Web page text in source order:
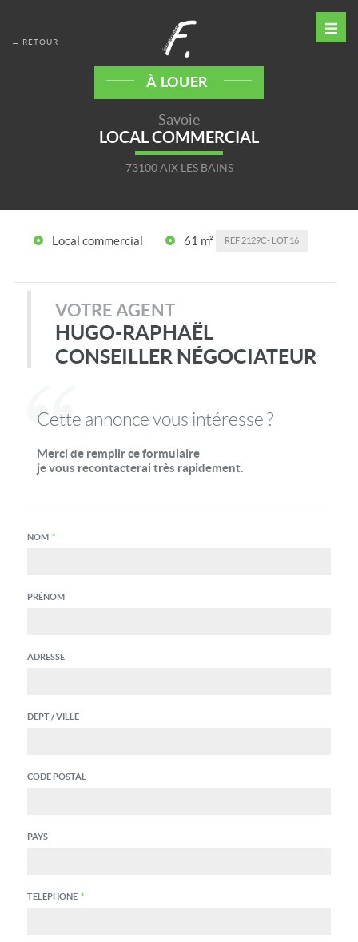
← RETOUR
À LOUER
Savoie
LOCAL COMMERCIAL
73100 AIX LES BAINS
Local commercial 61 m² REF 2129C- LOT 16
VOTRE AGENT
HUGO-RAPHAËL
CONSEILLER NÉGOCIATEUR
Cette annonce vous intéresse ?
Merci de remplir ce formulaire
je vous recontacterai très rapidement.
NOM *
PRÉNOM
ADRESSE
DEPT / VILLE
CODE POSTAL
PAYS
TÉLÉPHONE *